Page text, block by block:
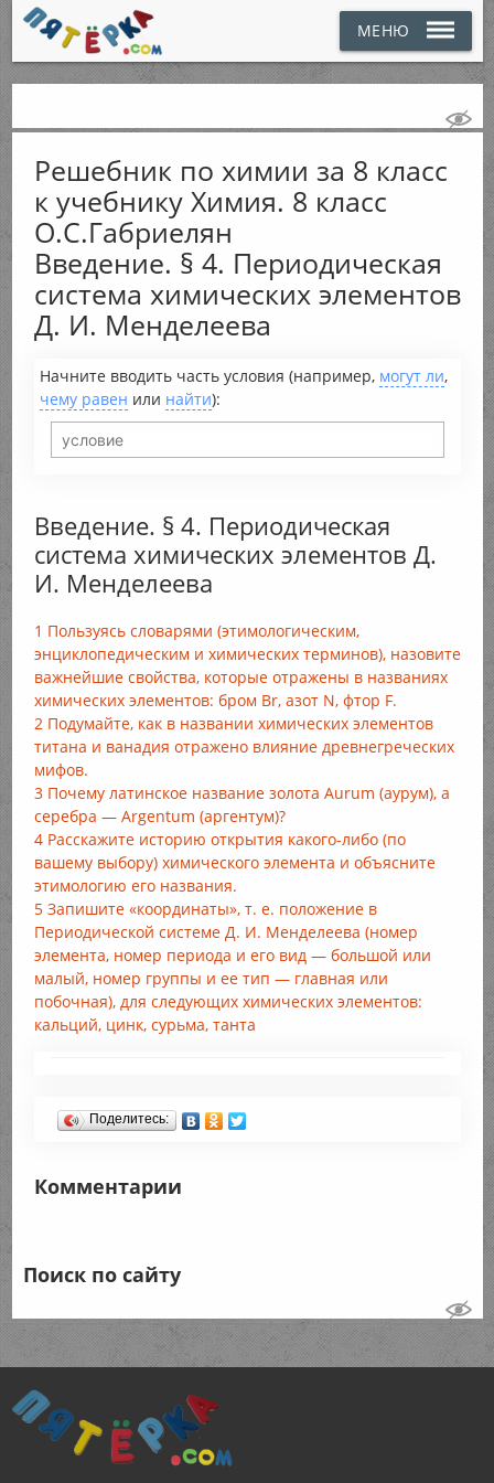
МЕНЮ
Решебник по химии за 8 класс
к учебнику Химия. 8 класс
О.С.Габриелян
Введение. § 4. Периодическая
система химических элементов
Д. И. Менделеева
Начните вводить часть условия (например, могут ли,
чему равен или найти):
Введение. § 4. Периодическая
система химических элементов Д.
И. Менделеева
1 Пользуясь словарями (этимологическим,
энциклопедическим и химических терминов), назовите
важнейшие свойства, которые отражены в названиях
химических элементов: бром Br, азот N, фтор F.
2 Подумайте, как в названии химических элементов
титана и ванадия отражено влияние древнегреческих
мифов.
3 Почему латинское название золота Aurum (аурум), а
серебра — Argentum (аргентум)?
4 Расскажите историю открытия какого-либо (по
вашему выбору) химического элемента и объясните
этимологию его названия.
5 Запишите «координаты», т. е. положение в
Периодической системе Д. И. Менделеева (номер
элемента, номер периода и его вид — большой или
малый, номер группы и ее тип — главная или
побочная), для следующих химических элементов:
кальций, цинк, сурьма, танта
Поделитесь:
Комментарии
Поиск по сайту